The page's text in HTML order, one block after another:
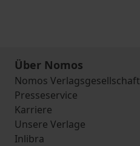
Über Nomos
Nomos Verlagsgesellschaft
Presseservice
Karriere
Unsere Verlage
Inlibra